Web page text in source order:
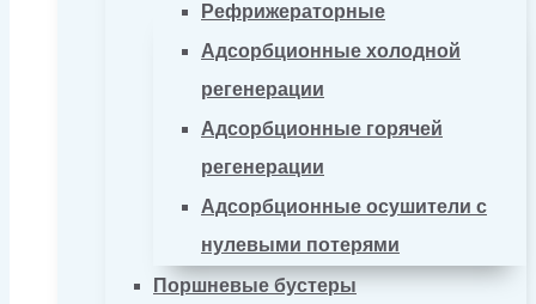
Рефрижераторные
Адсорбционные холодной
регенерации
Адсорбционные горячей
регенерации
Адсорбционные осушители с
нулевыми потерями
Поршневые бустеры